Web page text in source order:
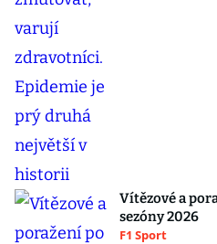
Vítězové a
sezóny 2026
F1 Sport